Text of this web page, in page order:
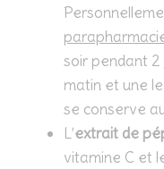
soir pendant 2
matin et une
se conserve
L’extrait de
vitamine C et